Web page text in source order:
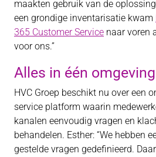
maakten gebruik van de
een grondige inventarisatie kwam
365 Customer Service naar voren
voor ons.”
Alles in één
HVC Groep beschikt nu over een
service platform waarin
kanalen eenvoudig vragen en
behandelen. Esther: “We hebben
gestelde vragen gedefinieerd.